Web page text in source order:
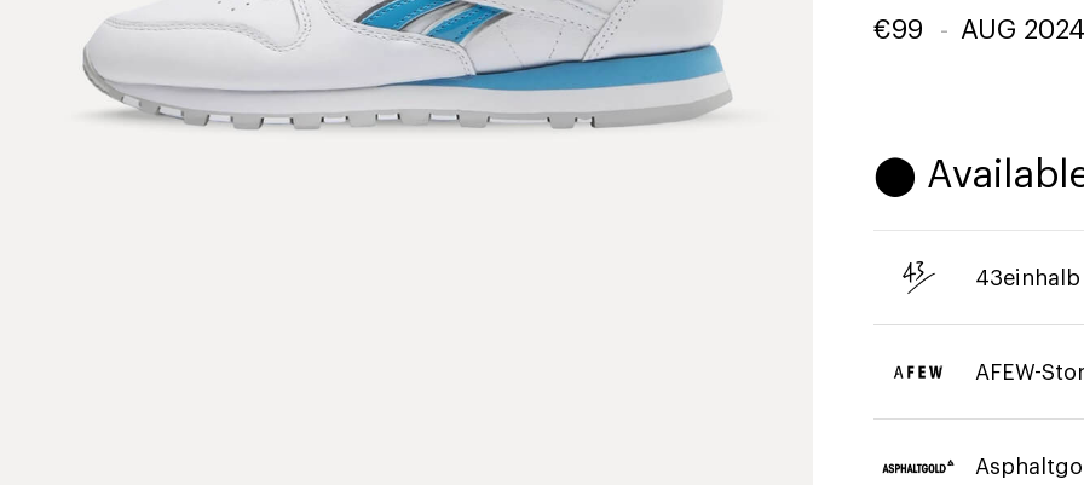
€99 - AUG 2024
⬤
43einhalb
AFEW-